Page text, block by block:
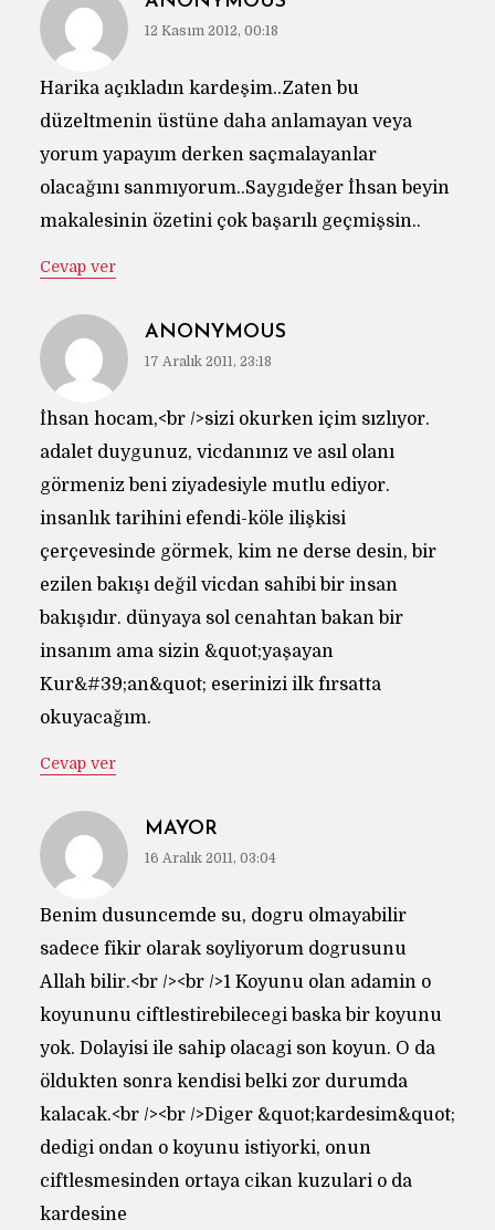
12 Kasım 2012, 00:18
Harika açıkladın kardeşim..Zaten bu
düzeltmenin üstüne daha anlamayan veya
yorum yapayım derken saçmalayanlar
olacağını sanmıyorum..Saygıdeğer İhsan beyin
makalesinin özetini çok başarılı geçmişsin..
Cevap ver
ANONYMOUS
17 Aralık 2011, 23:18
İhsan hocam,<br />sizi okurken içim sızlıyor.
adalet duygunuz, vicdanınız ve asıl olanı
görmeniz beni ziyadesiyle mutlu ediyor.
insanlık tarihini efendi-köle ilişkisi
çerçevesinde görmek, kim ne derse desin, bir
ezilen bakışı değil vicdan sahibi bir insan
bakışıdır. dünyaya sol cenahtan bakan bir
insanım ama sizin &quot;yaşayan
Kur&#39;an&quot; eserinizi ilk fırsatta
okuyacağım.
Cevap ver
MAYOR
16 Aralık 2011, 03:04
Benim dusuncemde su, dogru olmayabilir
sadece fikir olarak soyliyorum dogrusunu
Allah bilir.<br /><br />1 Koyunu olan adamin o
koyununu ciftlestirebilecegi baska bir koyunu
yok. Dolayisi ile sahip olacagi son koyun. O da
öldukten sonra kendisi belki zor durumda
kalacak.<br /><br />Diger &quot;kardesim&quot;
dedigi ondan o koyunu istiyorki, onun
ciftlesmesinden ortaya cikan kuzulari o da
kardesine